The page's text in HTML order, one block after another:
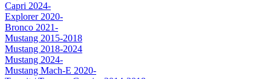
Capri 2024-
Explorer 2020-
Bronco 2021-
Mustang 2015-2018
Mustang 2018-2024
Mustang 2024-
Mustang Mach-E 2020-